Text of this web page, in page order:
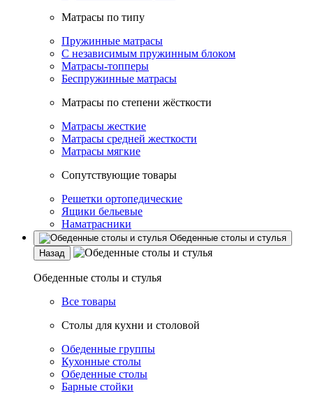
Матрасы по типу
Пружинные матрасы
С независимым пружинным блоком
Матрасы-топперы
Беспружинные матрасы
Матрасы по степени жёсткости
Матрасы жесткие
Матрасы средней жесткости
Матрасы мягкие
Сопутствующие товары
Решетки ортопедические
Ящики бельевые
Наматрасники
Обеденные столы и стулья
Назад
Обеденные столы и стулья
Все товары
Столы для кухни и столовой
Обеденные группы
Кухонные столы
Обеденные столы
Барные стойки